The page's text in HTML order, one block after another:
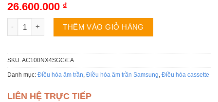
26.600.000 ₫
Điều hòa SAMSUNG AC100NN4SEC/EA âm trần 38.000BTU 1
THÊM VÀO GIỎ HÀNG
SKU:AC100NX4SGC/EA
Danh mục: Điều hòa âm trần, Điều hòa âm trần Samsung, Điều hòa cassette
LIÊN HỆ TRỰC TIẾP